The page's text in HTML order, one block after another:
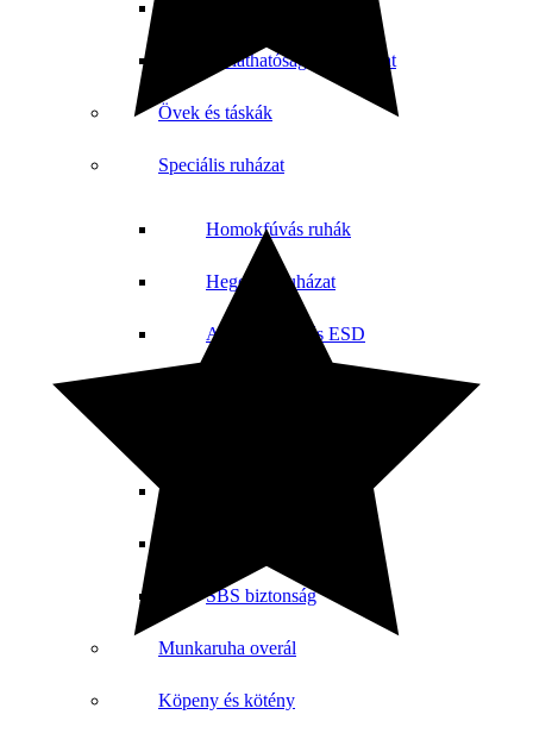
Jól láthatósági esőruházat
Övek és táskák
Speciális ruházat
Homokfúvás ruhák
Hegesztő ruházat
Antisztatikus és ESD
SBS biztonság
Munkaruha overál
Köpeny és kötény